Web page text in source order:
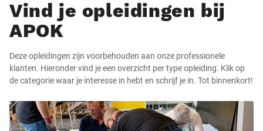
Vind je opleidingen bij
APOK
Deze opleidingen zijn voorbehouden aan onze professionele
klanten. Hieronder vind je een overzicht per type opleiding. Klik op
de categorie waar je interesse in hebt en schrijf je in. Tot binnenkort!